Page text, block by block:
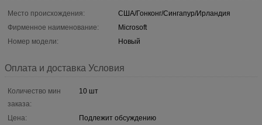
Место происхождения:
США/Гонконг/Сингапур/Ирландия
Фирменное наименование:
Microsoft
Номер модели:
Новый
Оплата и доставка Условия
Количество мин
заказа:
10 шт
Цена:
Подлежит обсуждению